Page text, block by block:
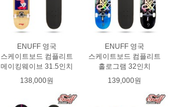
ENUFF 영국
스케이트보드 컴플리트
메이킹웨이브 31.5인치
138,000원
ENUFF 영국
스케이트보드 컴플리트
홀로그램 32인치
139,000원